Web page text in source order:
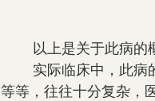
以上是关于
等等，往往十分复杂，